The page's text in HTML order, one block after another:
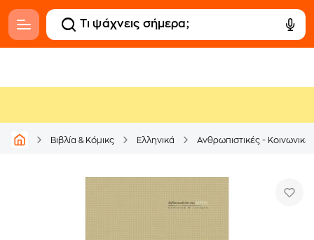
Βιβλία & Κόμικς Ελληνικά Ανθρωπιστικές -